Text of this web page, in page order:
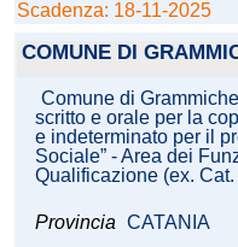
Scadenza: 18-11-2025
COMUNE DI
Comune di
scritto e orale per la
e indeterminato per il
Sociale” - Area dei
Qualificazione (ex. Cat.
Provincia CATANIA